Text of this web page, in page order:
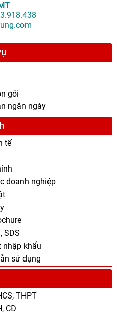
gói
ngắn ngày
tế
doanh nghiệp
SDS
nhập khẩu
sử dụng
THPT
CĐ